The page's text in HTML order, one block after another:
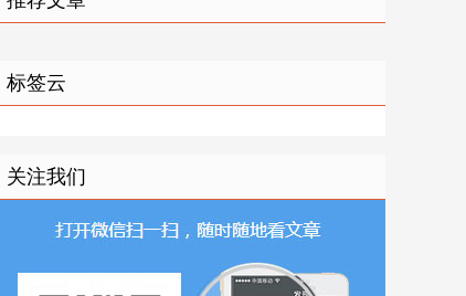
标签云
关注我们